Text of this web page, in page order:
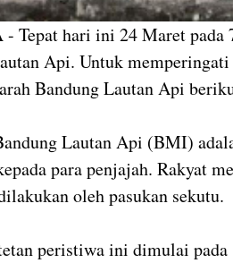
- Tepat hari ini 24 Maret
Api. Untuk
Bandung Lautan Api
Lautan Api (BMI)
para penjajah. Rakyat
oleh pasukan sekutu.
peristiwa ini dimulai